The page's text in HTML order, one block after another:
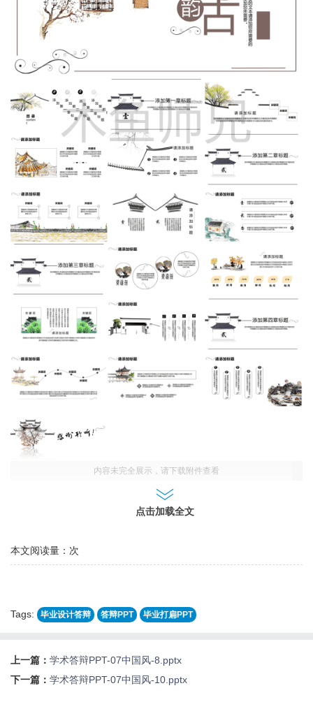
内容未完全展示，请下载附件查看
点击加载全文
本文阅读量： 次
Tags: 毕业设计答辩 答辩PPT 毕业打扁PPT
上一篇： 学术答辩PPT-07中国风-8.pptx
下一篇： 学术答辩PPT-07中国风-10.pptx